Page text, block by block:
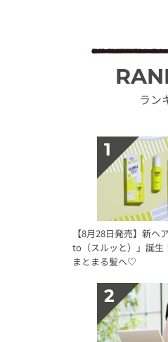
ラン
【8月28日発売】新ヘ
to（スルッと）」誕生
まとまる髪へ♡